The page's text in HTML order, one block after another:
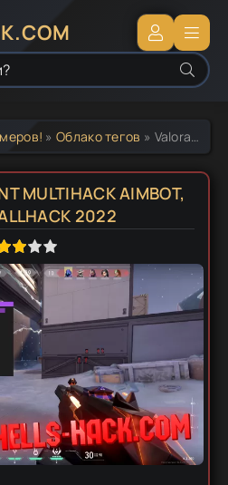
»Облако тегов » Valorant Wallhack бесплатно
MULTIHACK AIMBOT,
2022